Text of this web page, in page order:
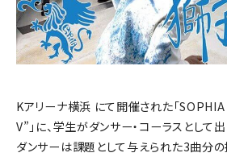
Kアリーナ横浜 にて開催された「
V”」に、学生がダンサー・コーラスとして
ダンサーは課題として与えられた3曲分